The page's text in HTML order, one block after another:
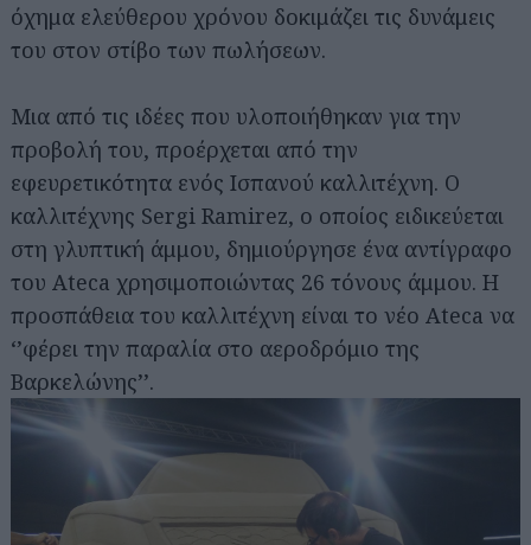
όχημα ελεύθερου χρόνου δοκιμάζει τις δυνάμεις
του στον στίβο των πωλήσεων.
Μια από τις ιδέες που υλοποιήθηκαν για την
προβολή του, προέρχεται από την
εφευρετικότητα ενός Ισπανού καλλιτέχνη. Ο
καλλιτέχνης Sergi Ramirez, ο οποίος ειδικεύεται
στη γλυπτική άμμου, δημιούργησε ένα αντίγραφο
του Ateca χρησιμοποιώντας 26 τόνους άμμου. Η
προσπάθεια του καλλιτέχνη είναι τo νέο Ateca να
‘’φέρει την παραλία στο αεροδρόμιο της
Βαρκελώνης’’.